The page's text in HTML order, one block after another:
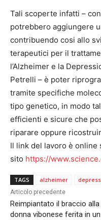
Tali scoperte infatti –
potrebbero aggiungere
contribuendo cosi allo
terapeutici per il
l’Alzheimer e la
Petrelli – è poter
tramite specifiche
tipo genetico, in modo
efficienti e sicure che
riparare oppure
Il link del lavoro è online
sito https://
TAGS alzheimer
Articolo precedente
Reimpiantato il braccio alla
donna vibonese ferita in un